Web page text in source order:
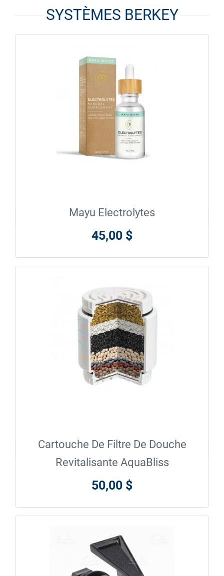
SYSTÈMES BERKEY
En savoir plus
Mayu Electrolytes
45,00 $
En savoir plus
Cartouche De Filtre De Douche
Revitalisante AquaBliss
50,00 $